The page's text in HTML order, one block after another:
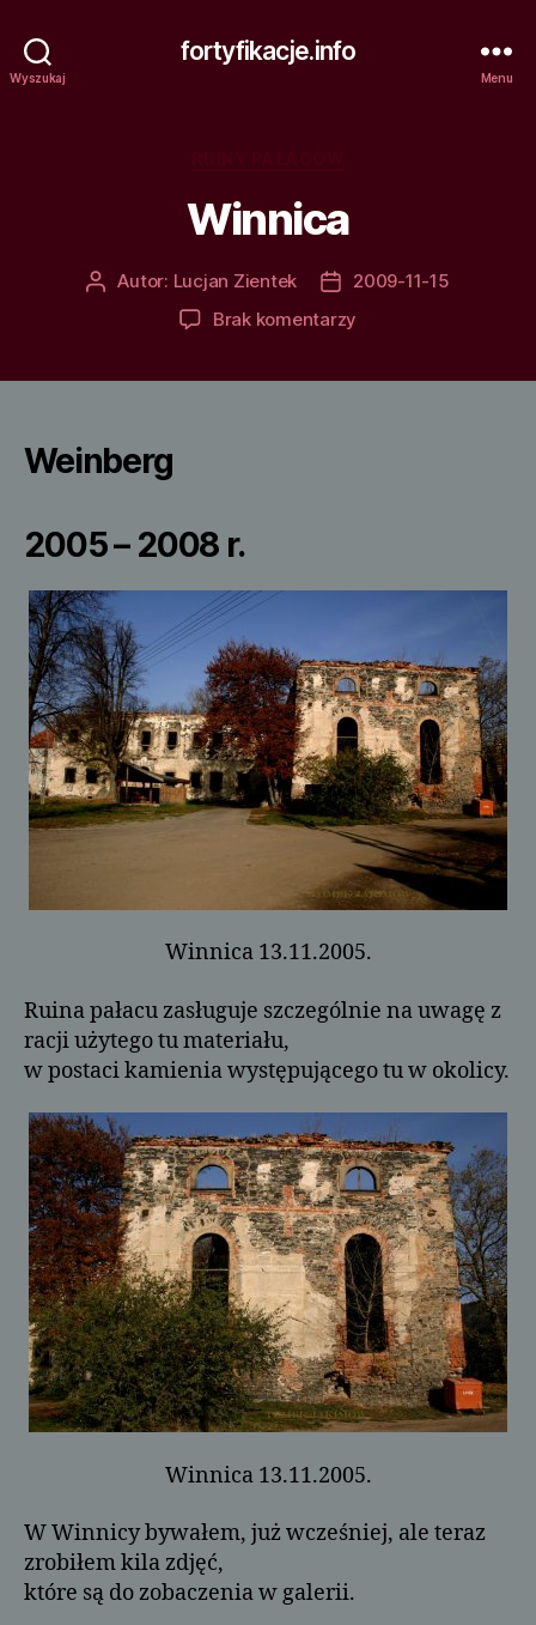
Wyszukaj
fortyfikacje.info
Menu
Winnica
AutorAutor: Lucjan Zientek
Data2009-11-15
Brak komentarzy
Weinberg
2005 – 2008 r.
Winnica 13.11.2005.
Ruina pałacu zasługuje szczególnie na uwagę z
racji użytego tu materiału,
w postaci kamienia występującego tu w okolicy.
Winnica 13.11.2005.
W Winnicy bywałem, już wcześniej, ale teraz
zrobiłem kila zdjęć,
które są do zobaczenia w galerii.